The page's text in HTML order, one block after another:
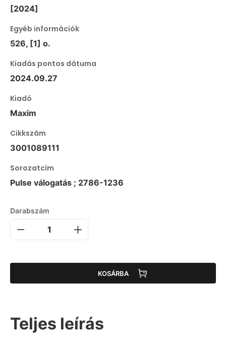
[2024]
Egyéb információk
526, [1] o.
Kiadás pontos dátuma
2024.09.27
Kiadó
Maxim
Cikkszám
3001089111
Sorozatcím
Pulse válogatás ; 2786-1236
Darabszám
KOSÁRBA
Teljes leírás